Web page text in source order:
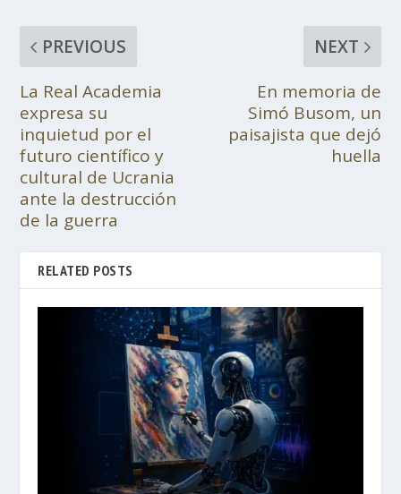
PREVIOUS
La Real Academia
expresa su
inquietud por el
futuro científico y
cultural de Ucrania
ante la destrucción
de la guerra
NEXT
En memoria de
Simó Busom, un
paisajista que dejó
huella
RELATED POSTS